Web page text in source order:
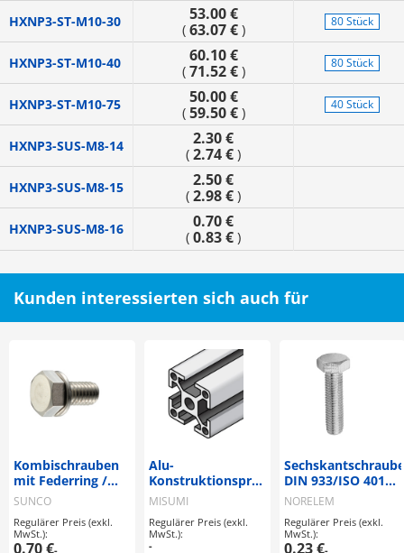
HXNP3-ST-M10-30 53.00 €
( 63.07 €) 80 Stück
HXNP3-ST-M10-40 60.10 €
( 71.52 €) 80 Stück
HXNP3-ST-M10-75 50.00 €
( 59.50 €) 40 Stück
HXNP3-SUS-M8-14 2.30 €
( 2.74 € )
HXNP3-SUS-M8-15 2.50 €
( 2.98 € )
HXNP3-SUS-M8-16 0.70 €
( 0.83 € )
Kunden interessierten sich auch für
Kombischrauben
mit Federring /
HXNBT2 /
Sechskant
SUNCO
Regulärer Preis (exkl.
MwSt.):
0.70 €-
Alu-
Konstruktionsprofile
/ Serie 8, GFS□-□,
KGFS□-□, KHFS□-□,
KHFSB□-□ /
MISUMI
Regulärer Preis (exkl.
MwSt.):
-
DIN 933/ISO 4017,
Edelstahl (07171)
NORELEM
Regulärer Preis (exkl.
MwSt.):
0.23 €-